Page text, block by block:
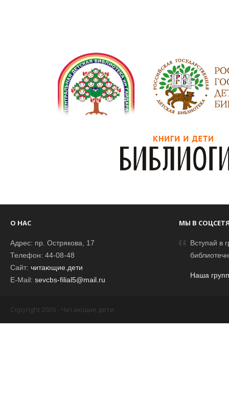
О НАС
Адрес: пр. Острякова, 17
Телефон: 44-08-48
Сайт: читающие.дети
E-Mail: sevcbs-filial5@mail.ru
МЫ В
Вступай в
Наша
Copyright 2026 - Читающие дети